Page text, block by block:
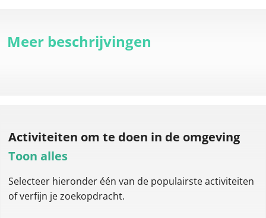
Meer beschrijvingen
Activiteiten om te doen in de omgeving
Toon alles
Selecteer hieronder één van de populairste activiteiten
of verfijn je zoekopdracht.